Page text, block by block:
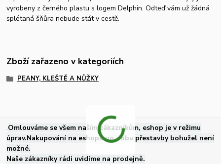
vyrobeny z černého plastu s logem Delphin. Odteď vám už žádná
splétaná šňůra nebude stát v cestě.
Zboží zařazeno v kategoriích
PEANY, KLEŠTĚ A NŮŽKY
.Omlouváme se všem naším zákazníkům, eshop je v režimu
úprav.Nakupování na eshopu po dobu přestavby bohužel není
možné.
Naše zákazníky rádi uvidíme na prodejně.